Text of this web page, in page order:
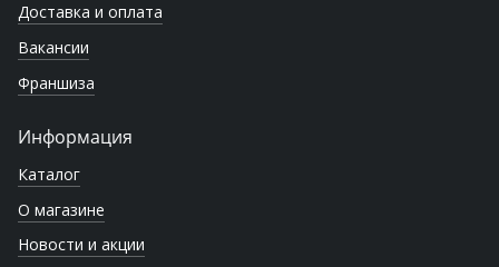
Доставка и оплата
Вакансии
Франшиза
Информация
Каталог
О магазине
Новости и акции